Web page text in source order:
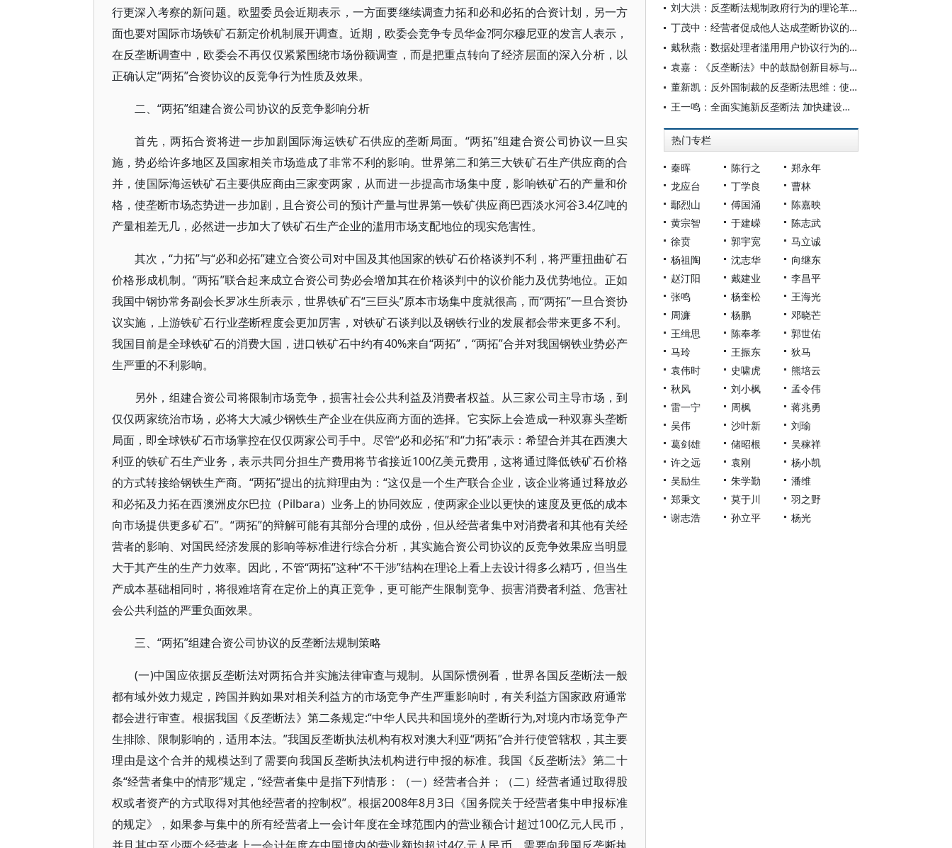
行更深入考察的新问题。欧盟委员会近期表示，一方面要继续调查力拓和必和必拓的合资计划，另一方
面也要对国际市场铁矿石新定价机制展开调查。近期，欧委会竞争专员华金?阿尔穆尼亚的发言人表示，
在反垄断调查中，欧委会不再仅仅紧紧围绕市场份额调查，而是把重点转向了经济层面的深入分析，以
正确认定“两拓”合资协议的反竞争行为性质及效果。
二、“两拓”组建合资公司协议的反竞争影响分析
首先，两拓合资将进一步加剧国际海运铁矿石供应的垄断局面。“两拓”组建合资公司协议一旦实
施，势必给许多地区及国家相关市场造成了非常不利的影响。世界第二和第三大铁矿石生产供应商的合
并，使国际海运铁矿石主要供应商由三家变两家，从而进一步提高市场集中度，影响铁矿石的产量和价
格，使垄断市场态势进一步加剧，且合资公司的预计产量与世界第一铁矿供应商巴西淡水河谷3.4亿吨的
产量相差无几，必然进一步加大了铁矿石生产企业的滥用市场支配地位的现实危害性。
其次，“力拓”与“必和必拓”建立合资公司对中国及其他国家的铁矿石价格谈判不利，将严重扭曲矿石
价格形成机制。“两拓”联合起来成立合资公司势必会增加其在价格谈判中的议价能力及优势地位。正如
我国中钢协常务副会长罗冰生所表示，世界铁矿石“三巨头”原本市场集中度就很高，而“两拓”一旦合资协
议实施，上游铁矿石行业垄断程度会更加厉害，对铁矿石谈判以及钢铁行业的发展都会带来更多不利。
我国目前是全球铁矿石的消费大国，进口铁矿石中约有40%来自“两拓”，“两拓”合并对我国钢铁业势必产
生严重的不利影响。
另外，组建合资公司将限制市场竞争，损害社会公共利益及消费者权益。从三家公司主导市场，到
仅仅两家统治市场，必将大大减少钢铁生产企业在供应商方面的选择。它实际上会造成一种双寡头垄断
局面，即全球铁矿石市场掌控在仅仅两家公司手中。尽管“必和必拓”和“力拓”表示：希望合并其在西澳大
利亚的铁矿石生产业务，表示共同分担生产费用将节省接近100亿美元费用，这将通过降低铁矿石价格
的方式转接给钢铁生产商。“两拓”提出的抗辩理由为：“这仅是一个生产联合企业，该企业将通过释放必
和必拓及力拓在西澳洲皮尔巴拉（Pilbara）业务上的协同效应，使两家企业以更快的速度及更低的成本
向市场提供更多矿石”。“两拓”的辩解可能有其部分合理的成份，但从经营者集中对消费者和其他有关经
营者的影响、对国民经济发展的影响等标准进行综合分析，其实施合资公司协议的反竞争效果应当明显
大于其产生的生产力效率。因此，不管“两拓”这种“不干涉”结构在理论上看上去设计得多么精巧，但当生
产成本基础相同时，将很难培育在定价上的真正竞争，更可能产生限制竞争、损害消费者利益、危害社
会公共利益的严重负面效果。
三、“两拓”组建合资公司协议的反垄断法规制策略
(一)中国应依据反垄断法对两拓合并实施法律审查与规制。从国际惯例看，世界各国反垄断法一般
都有域外效力规定，跨国并购如果对相关利益方的市场竞争产生严重影响时，有关利益方国家政府通常
都会进行审查。根据我国《反垄断法》第二条规定:“中华人民共和国境外的垄断行为,对境内市场竞争产
生排除、限制影响的，适用本法。”我国反垄断执法机构有权对澳大利亚“两拓”合并行使管辖权，其主要
理由是这个合并的规模达到了需要向我国反垄断执法机构进行申报的标准。我国《反垄断法》第二十
条“经营者集中的情形”规定，“经营者集中是指下列情形：（一）经营者合并；（二）经营者通过取得股
权或者资产的方式取得对其他经营者的控制权”。根据2008年8月3日《国务院关于经营者集中申报标准
的规定》，如果参与集中的所有经营者上一会计年度在全球范围内的营业额合计超过100亿元人民币，
刘大洪：反垄断法规制政府行为的理论革新与实施路径重塑
丁茂中：经营者促成他人达成垄断协议的规范认定
戴秋燕：数据处理者滥用用户协议行为的反垄断法规制
袁嘉：《反垄断法》中的鼓励创新目标与反垄断分析范式革新
董新凯：反外国制裁的反垄断法思维：使命、功能与机制
王一鸣：全面实施新反垄断法 加快建设全国统一大市场
热门专栏
秦晖 陈行之
郑永年
龙应台
丁学良
曹林
鄢烈山
傅国涌
陈嘉映
黄宗智
于建嵘
陈志武
徐贲
郭宇宽
马立诚
杨祖陶
沈志华
向继东
赵汀阳
戴建业
李昌平
张鸣
杨奎松
王海光
周濂
杨鹏
邓晓芒
王缉思
陈奉孝
郭世佑
马玲
王振东
狄马
袁伟时
史啸虎
熊培云
秋风
刘小枫
孟令伟
雷一宁
周枫
蒋兆勇
吴伟
沙叶新
刘瑜
葛剑雄
储昭根
吴稼祥
许之远
袁刚
杨小凯
吴励生
朱学勤
潘维
郑秉文
莫于川
羽之野
谢志浩
孙立平 杨光